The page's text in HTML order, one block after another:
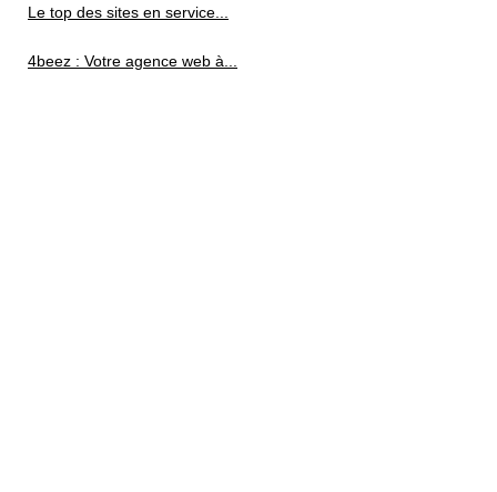
Le top des sites en service...
4beez : Votre agence web à...